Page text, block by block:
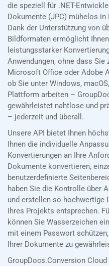
die speziell für .NET-
Dokumente (JPC) mühelos
Dank der Unterstützung von
Bildformaten ermöglicht
leistungsstarker
Anwendungen, ohne dass
Microsoft Office oder Adobe
ob Sie unter Windows,
Plattform arbeiten –
gewährleistet nahtlose und
– jederzeit und überall.
Unsere API bietet Ihnen
Ihnen die individuelle
Konvertierungen an Ihre
Dokumente konvertieren,
benutzerdefinierte
haben Sie die Kontrolle über
und erstellen so hochwertige
Ihres Projekts entsprechen.
können Sie Wasserzeichen
mit einem Passwort
Ihrer Dokumente zu
GroupDocs.Conversion